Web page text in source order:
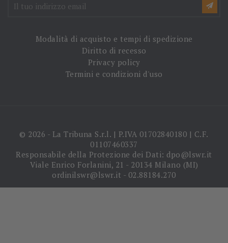
Modalità di acquisto e tempi di spedizione
Diritto di recesso
Privacy policy
Termini e condizioni d'uso
© 2026 - La Tribuna S.r.l. | P.IVA 01702840180 | C.F.
01107460337
Responsabile della Protezione dei Dati: dpo@lswr.it
Viale Enrico Forlanini, 21 - 20134 Milano (MI)
ordinilswr@lswr.it - 02.88184.270